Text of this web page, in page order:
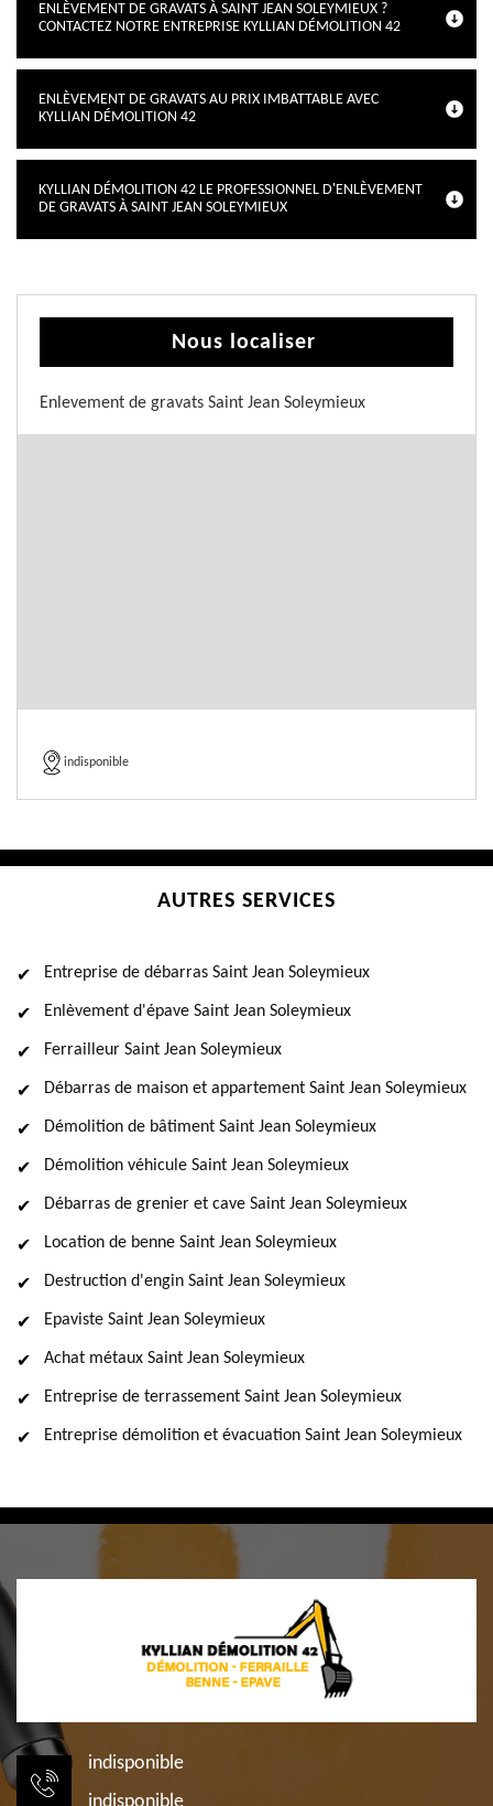
ENLÈVEMENT DE GRAVATS À SAINT JEAN SOLEYMIEUX ?
CONTACTEZ NOTRE ENTREPRISE KYLLIAN DÉMOLITION 42
ENLÈVEMENT DE GRAVATS AU PRIX IMBATTABLE AVEC
KYLLIAN DÉMOLITION 42
KYLLIAN DÉMOLITION 42 LE PROFESSIONNEL D'ENLÈVEMENT
DE GRAVATS À SAINT JEAN SOLEYMIEUX
Nous localiser
Enlevement de gravats Saint Jean Soleymieux
indisponible
AUTRES SERVICES
Entreprise de débarras Saint Jean Soleymieux
Enlèvement d'épave Saint Jean Soleymieux
Ferrailleur Saint Jean Soleymieux
Débarras de maison et appartement Saint Jean Soleymieux
Démolition de bâtiment Saint Jean Soleymieux
Démolition véhicule Saint Jean Soleymieux
Débarras de grenier et cave Saint Jean Soleymieux
Location de benne Saint Jean Soleymieux
Destruction d'engin Saint Jean Soleymieux
Epaviste Saint Jean Soleymieux
Achat métaux Saint Jean Soleymieux
Entreprise de terrassement Saint Jean Soleymieux
Entreprise démolition et évacuation Saint Jean Soleymieux
indisponible